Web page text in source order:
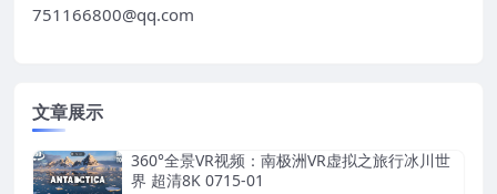
751166800@qq.com
文章展示
360°全景VR视频：南极洲VR虚拟之旅行冰川世
界 超清8K 0715-01